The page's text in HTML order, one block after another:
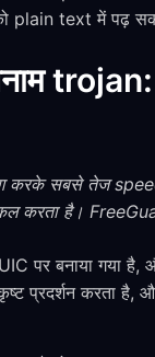
text में पढ़
सबसे तेज
है।
पर बनाया गया
प्रदर्शन करता